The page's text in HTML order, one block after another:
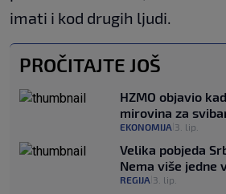
imati i kod drugih ljudi.
PROČITAJTE JOŠ
HZMO objavio
mirovina za
EKONOMIJA 3. lip.
Velika pobjeda
Nema više jedne
REGIJA 3. lip.